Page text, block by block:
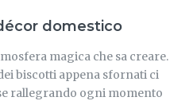
domestico
magica che sa creare.
biscotti appena sfornati ci
rallegrando ogni momento